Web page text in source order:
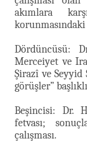
akımlara
korunmasındaki
Dördüncüsü:
Merceiyet ve
Şirazî ve
görüşler”
Beşincisi: Dr.
fetvası;
çalışması.